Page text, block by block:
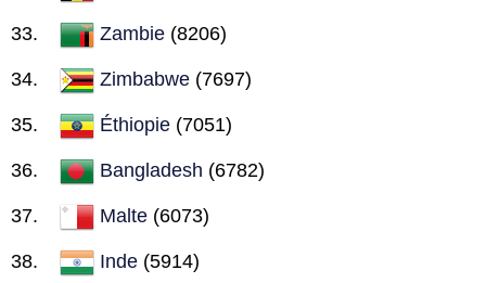
Zambie (8206)
Zimbabwe (7697)
Éthiopie (7051)
Bangladesh (6782)
Malte (6073)
Inde (5914)